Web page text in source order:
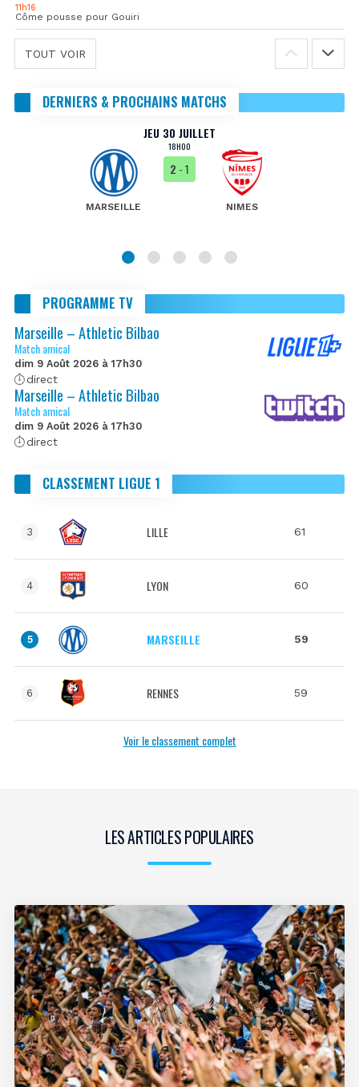
11h16
Côme pousse pour Gouiri
TOUT VOIR
DERNIERS & PROCHAINS MATCHS
JEU 30 JUILLET
18H00
MARSEILLE
2 - 1
NIMES
PROGRAMME TV
Marseille – Athletic Bilbao
Match amical
dim 9 Août 2026 à 17h30
direct
Marseille – Athletic Bilbao
Match amical
dim 9 Août 2026 à 17h30
direct
CLASSEMENT LIGUE 1
3 LILLE 61
4 LYON 60
5 MARSEILLE 59
6 RENNES 59
Voir le classement complet
LES ARTICLES POPULAIRES